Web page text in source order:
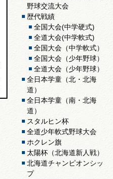
野球交流大会
歴代戦績
全国大会(中学硬式)
全道大会(中学軟式)
全国大会（中学軟式）
全国大会（少年野球）
全道大会（少年野球）
全日本学童（北・北海
道）
全日本学童（南・北海
道）
スタルヒン杯
全道少年軟式野球大会
ホクレン旗
太陽杯（北海道新人戦）
北海道チャンピオンシッ
プ